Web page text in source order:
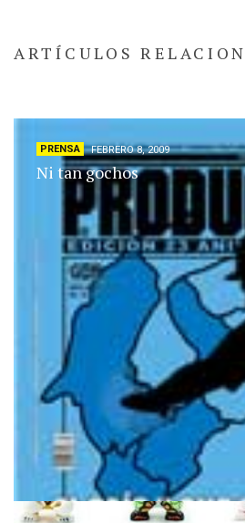
ARTÍCULOS
PRENSA FEBRERO 8, 2009
Ni tan gochos